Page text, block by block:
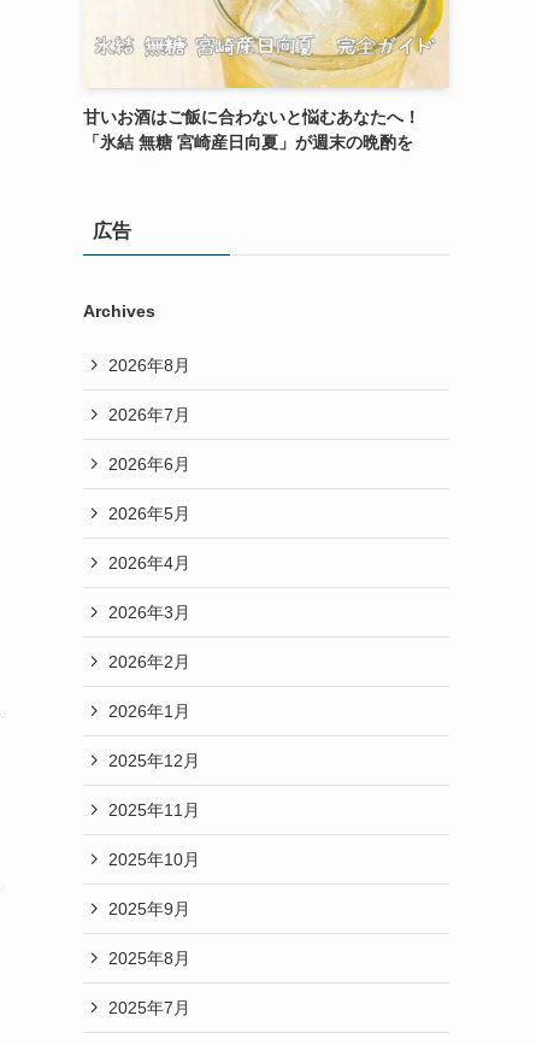
甘いお酒はご飯に合わないと悩むあなたへ！
「氷結 無糖 宮崎産日向夏」が週末の晩酌を
広告
Archives
2026年8月
2026年7月
2026年6月
2026年5月
2026年4月
2026年3月
2026年2月
2026年1月
2025年12月
2025年11月
2025年10月
2025年9月
2025年8月
2025年7月